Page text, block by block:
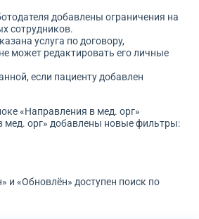
добавлены ограничения на
сотрудников.
услуга по договору,
может редактировать его личные
если пациенту добавлен
«Направления в мед. орг»
мед. орг» добавлены новые фильтры:
и «Обновлён» доступен поиск по